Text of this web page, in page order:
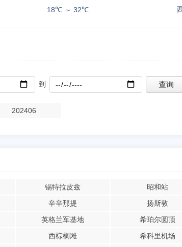
18℃ ～ 32℃
到
202406
锡特拉皮兹 昭和站
辛辛那提 扬斯敦
英格兰军基地 希珀尔圆顶
西棕榈滩 希科里机场